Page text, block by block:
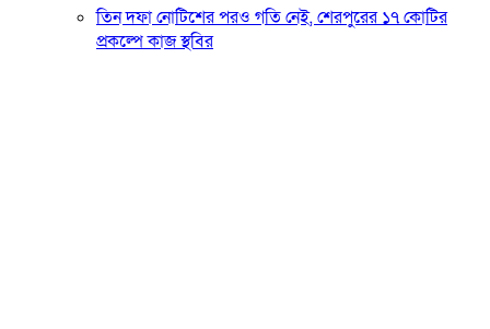
তিন দফা নোটিশের পরও গতি নেই, শেরপুরের ১৭ কোটির
প্রকল্পে কাজ স্থবির